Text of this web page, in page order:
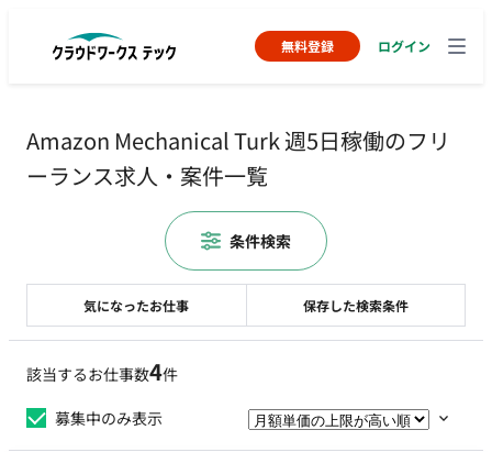
無料登録 ログイン
Amazon Mechanical Turk 週5日稼働のフリ
ーランス求人・案件一覧
該当するお仕事数4件
募集中のみ表示
気になったお仕事 保存した検索条件
条件検索